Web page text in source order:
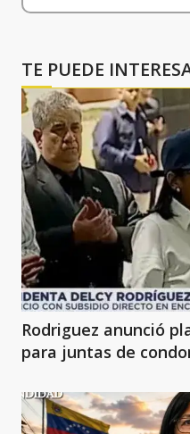
TE PUEDE
Rodriguez anunció
para juntas de